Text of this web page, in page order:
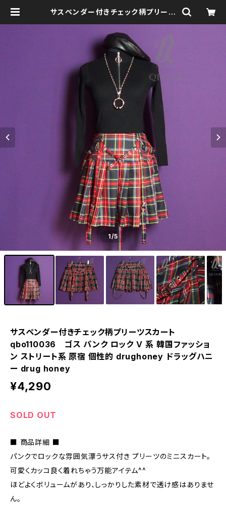
サスペンダー付きチェック柄プリーツ
ート系 原宿 個性的 drughoney ド
ラッグハニー drug honey | clothi
ngstore QLOAK -クローク-
1/5
サスペンダー付きチェック柄プリーツスカート
qbo110036 ゴス パンク ロック Ｖ 系 韓国ファッショ
ン ストリート系 原宿 個性的 drughoney ドラッグハニ
ー drug honey
¥4,290
SOLD OUT
■ 商品詳細 ■
パンクでロックな雰囲気漂うサス付き プリーツのミニスカート。
可愛くカッコ良く着れちゃう万能アイテム^^
ほどよくボリュームがあり、しっかりした素材で透け感はありませ
ん。